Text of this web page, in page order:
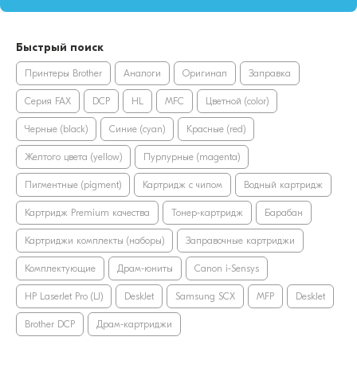
Быстрый поиск
Принтеры Brother Аналоги Оригинал Заправка
Серия FAX DCP HL MFC Цветной (color)
Черные (black) Синие (cyan) Красные (red)
Желтого цвета (yellow) Пурпурные (magenta)
Пигментные (pigment) Картридж с чипом Водный картридж
Картридж Premium качества Тонер-картридж Барабан
Картриджи комплекты (наборы) Заправочные картриджи
Комплектующие Драм-юниты Canon i-Sensys
HP LaserJet Pro (LJ) DeskJet Samsung SCX MFP DeskJet
Brother DCP Драм-картриджи